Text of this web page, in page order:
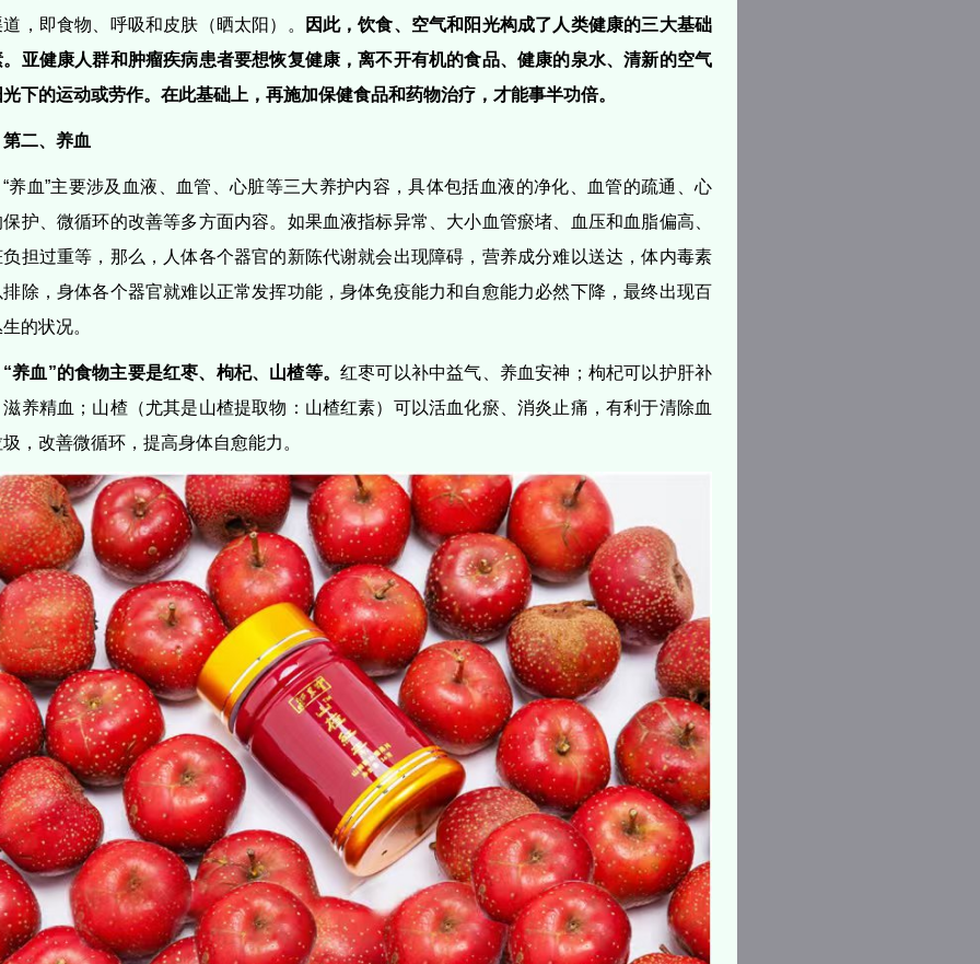
，即食物、呼吸和皮肤（晒太阳）。
因此，饮食、空气和阳光构成了人类健康的三大基础
。亚健康人群和肿瘤疾病患者要想恢复健康，离不开有机的食品、健康的泉水、清新的空气
下的运动或劳作。在此基础上，再施加保健食品和药物治疗，才能事半功倍。
第二、养血
“养血”主要涉及血液、血管、心脏等三大养护内容，具体包括血液的净化、血管的疏通、心
护、微循环的改善等多方面内容。如果血液指标异常、大小血管瘀堵、血压和血脂偏高、
负担过重等，那么，人体各个器官的新陈代谢就会出现障碍，营养成分难以送达，体内毒素
排除，身体各个器官就难以正常发挥功能，身体免疫能力和自愈能力必然下降，最终出现百
的状况。
“养血”的食物主要是红枣、枸杞、山楂等。 红枣可以补中益气、养血安神；枸杞可以护肝补
滋养精血；山楂（尤其是山楂提取物：山楂红素）可以活血化瘀、消炎止痛，有利于清除血
，改善微循环，提高身体自愈能力。